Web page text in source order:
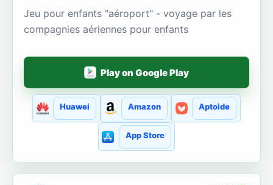
Jeu pour enfants "aéroport" - voyage par les
compagnies aériennes pour enfants
Play on Google Play
Huawei Amazon Aptoide
App Store